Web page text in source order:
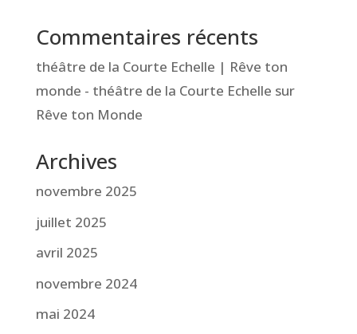
Commentaires récents
théâtre de la Courte Echelle | Rêve ton
monde - théâtre de la Courte Echelle sur
Rêve ton Monde
Archives
novembre 2025
juillet 2025
avril 2025
novembre 2024
mai 2024